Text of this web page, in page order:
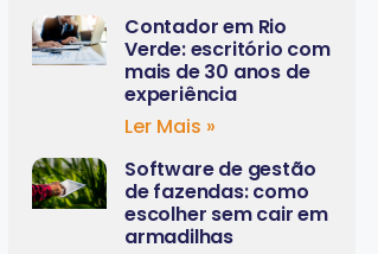
Contador em Rio
Verde: escritório com
mais de 30 anos de
experiência
Ler Mais »
Software de gestão
de fazendas: como
escolher sem cair em
armadilhas